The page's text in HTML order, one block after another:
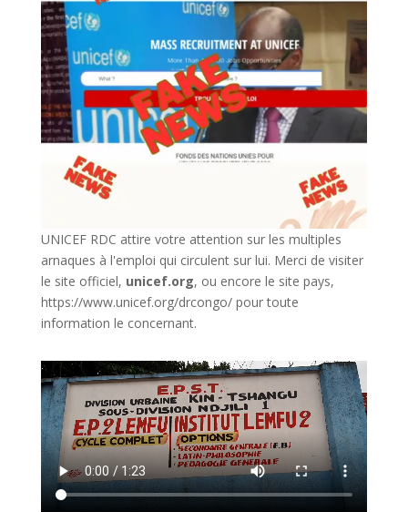
UNICEF RDC attire votre attention sur les multiples
arnaques à l'emploi qui circulent sur lui. Merci de visiter
le site officiel, unicef.org, ou encore le site pays,
https://www.unicef.org/drcongo/pour toute
information le concernant.